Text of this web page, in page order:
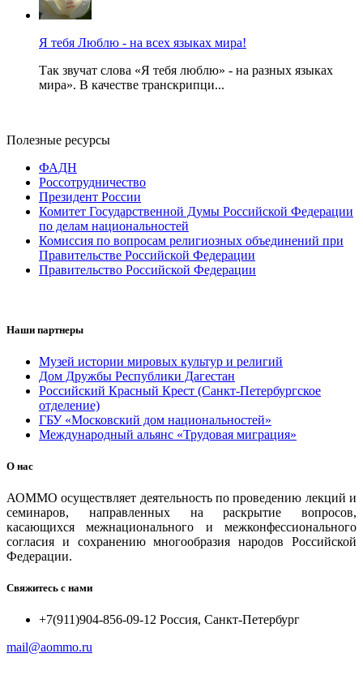
Я тебя Люблю - на всех языках мира!
Так звучат слова «Я тебя люблю» - на разных языках
мира». В качестве транскрипци...
Полезные ресурсы
ФАДН
Россотрудничество
Президент России
Комитет Государственной Думы Российской Федерации
по делам национальностей
Комиссия по вопросам религиозных объединений при
Правительстве Российской Федерации
Правительство Российской Федерации
Наши партнеры
Музей истории мировых культур и религий
Дом Дружбы Республики Дагестан
Российский Красный Крест (Санкт-Петербургское
отделение)
ГБУ «Московский дом национальностей»
Международный альянс «Трудовая миграция»
О нас
АОММО осуществляет деятельность по проведению лекций и
семинаров, направленных на раскрытие вопросов,
касающихся межнационального и межконфессионального
согласия и сохранению многообразия народов Российской
Федерации.
Свяжитесь с нами
+7(911)904-856-09-12 Россия, Санкт-Петербург
mail@aommo.ru